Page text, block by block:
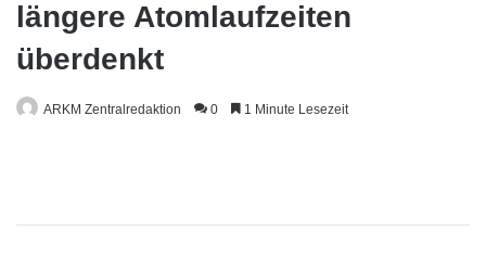
längere Atomlaufzeiten
überdenkt
ARKM Zentralredaktion 0 1 Minute Lesezeit